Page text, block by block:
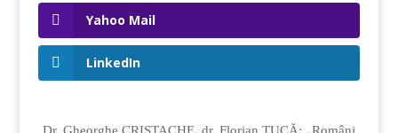
Yahoo Mail
LinkedIn
Dr. Gheorghe CRISTACHE, dr. Florian TUCĂ: „Români